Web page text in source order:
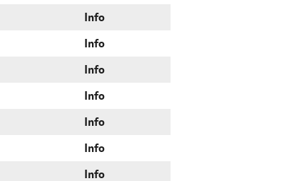
Info
Info
Info
Info
Info
Info
Info